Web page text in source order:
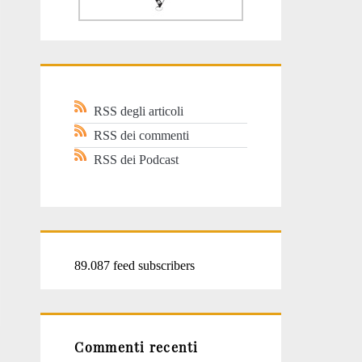
RSS degli articoli
RSS dei commenti
RSS dei Podcast
89.087 feed subscribers
Commenti recenti